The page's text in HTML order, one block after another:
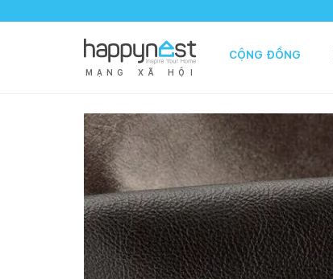
M Ạ N G X Ã H Ộ I
CỘNG ĐỒNG